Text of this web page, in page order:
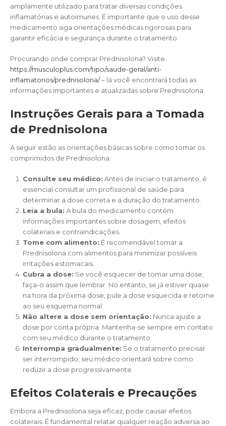
amplamente utilizado para tratar diversas condições
inflamatórias e autoimunes. É importante que o uso desse
medicamento siga orientações médicas rigorosas para
garantir eficácia e segurança durante o tratamento.
Procurando onde comprar Prednisolona? Visite
https://musculoplus.com/tipo/saude-geral/anti-
inflamatorios/prednisolona/– lá você encontrará todas as
informações importantes e atualizadas sobre Prednisolona.
Instruções Gerais para a Tomada
de Prednisolona
A seguir estão as orientações básicas sobre como tomar os
comprimidos de Prednisolona:
Consulte seu médico: Antes de iniciar o tratamento, é
essencial consultar um profissional de saúde para
determinar a dose correta e a duração do tratamento.
Leia a bula: A bula do medicamento contém
informações importantes sobre dosagem, efeitos
colaterais e contraindicações.
Tome com alimento: É recomendável tomar a
Prednisolona com alimentos para minimizar possíveis
irritações estomacais.
Cubra a dose: Se você esquecer de tomar uma dose,
faça-o assim que lembrar. No entanto, se já estiver quase
na hora da próxima dose, pule a dose esquecida e retorne
ao seu esquema normal.
Não altere a dose sem orientação: Nunca ajuste a
dose por conta própria. Mantenha-se sempre em contato
com seu médico durante o tratamento.
Interrompa gradualmente: Se o tratamento precisar
ser interrompido, seu médico orientará sobre como
reduzir a dose progressivamente.
Efeitos Colaterais e Precauções
Embora a Prednisolona seja eficaz, pode causar efeitos
colaterais. É fundamental relatar qualquer reação adversa ao